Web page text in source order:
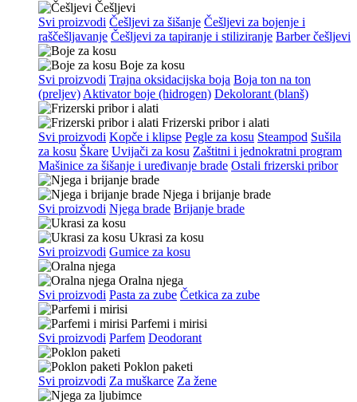
Češljevi
Svi proizvodi Češljevi za šišanje Češljevi za bojenje i
raščešljavanje Češljevi za tapiranje i stiliziranje Barber češljevi
Boje za kosu
Svi proizvodi Trajna oksidacijska boja Boja ton na ton
(preljev) Aktivator boje (hidrogen) Dekolorant (blanš)
Frizerski pribor i alati
Svi proizvodi Kopče i klipse Pegle za kosu Steampod Sušila
za kosu Škare Uvijači za kosu Zaštitni i jednokratni program
Mašinice za šišanje i uređivanje brade Ostali frizerski pribor
Njega i brijanje brade
Svi proizvodi Njega brade Brijanje brade
Ukrasi za kosu
Svi proizvodi Gumice za kosu
Oralna njega
Svi proizvodi Pasta za zube Četkica za zube
Parfemi i mirisi
Svi proizvodi Parfem Deodorant
Poklon paketi
Svi proizvodi Za muškarce Za žene